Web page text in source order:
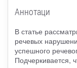
Аннотаци
В статье
речевых
успешного
Подчеркивается,